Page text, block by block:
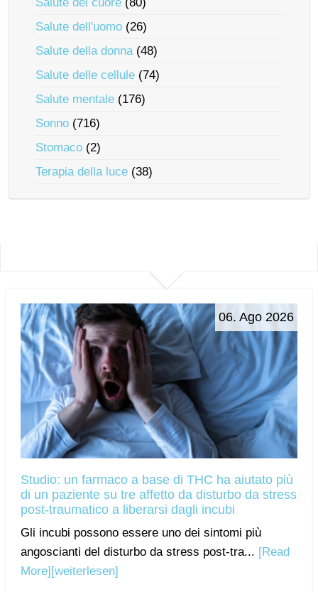
Salute dell'uomo (26)
Salute della donna(48)
Salute delle cellule (74)
Salute mentale (176)
Sonno (716)
Stomaco (2)
Terapia della luce (38)
06. Ago 2026
Studio: un farmaco a base di THC ha aiutato più
di un paziente su tre affetto da disturbo da stress
post-traumatico a liberarsi dagli incubi
Gli incubi possono essere uno dei sintomi più
angoscianti del disturbo da stress post-tra... [Read
More] [weiterlesen]